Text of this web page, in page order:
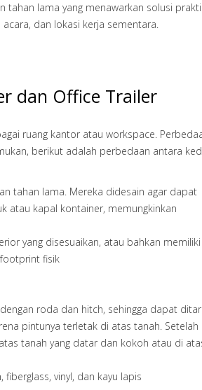
tahan lama yang menawarkan solusi
dan lokasi kerja sementara.
dan Office Trailer
ruang kantor atau workspace.
berikut adalah perbedaan antara
tahan lama. Mereka didesain agar dapat
atau kapal kontainer, memungkinkan
yang disesuaikan, atau bahkan
fisik
roda dan hitch, sehingga dapat
pintunya terletak di atas tanah. Setelah
tanah yang datar dan kokoh atau di
vinyl, dan kayu lapis